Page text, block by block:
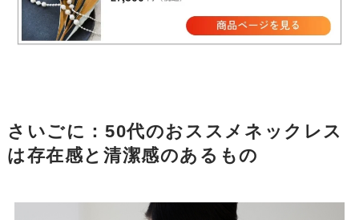
さいごに：50代のおススメネックレス
は存在感と清潔感のあるもの